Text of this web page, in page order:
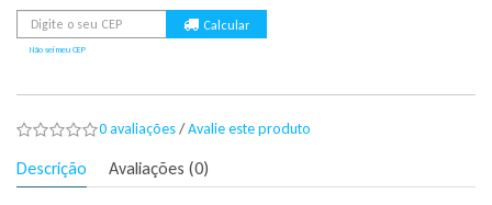
Não sei meu CEP
0 avaliações/Avalie este produto
Descrição Avaliações (0)